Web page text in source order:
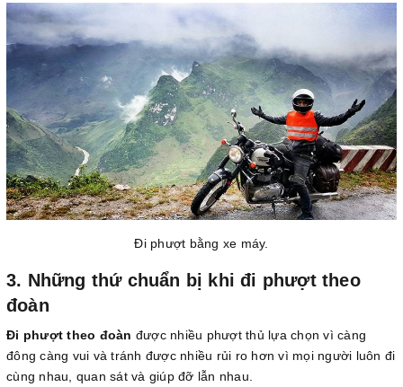
Đi phượt bằng xe máy.
3. Những thứ chuẩn bị khi đi phượt theo
đoàn
Đi phượt theo đoàn được nhiều phượt thủ lựa chọn vì càng
đông càng vui và tránh được nhiều rủi ro hơn vì mọi người luôn đi
cùng nhau, quan sát và giúp đỡ lẫn nhau.